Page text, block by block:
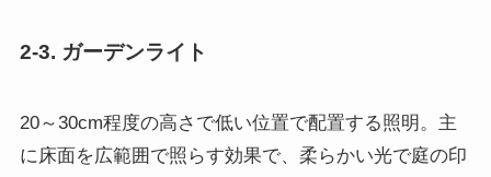
2-3. ガーデンライト
20～30cm程度の高さで低い位置で配置する照明。主
に床面を広範囲で照らす効果で、柔らかい光で庭の印